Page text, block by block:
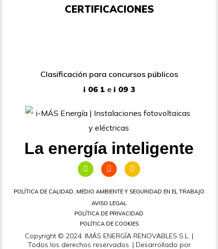
CERTIFICACIONES
Clasificación para concursos públicos
i 06 1 e i 09 3
La energía inteligente
POLÍTICA DE CALIDAD, MEDIO AMBIENTE Y SEGURIDAD EN EL TRABAJO
AVISO LEGAL
POLÍTICA DE PRIVACIDAD
POLÍTICA DE COOKIES
Copyright © 2024. IMÁS ENERGÍA RENOVABLES S.L. |
Todos los derechos reservados. | Desarrollado por